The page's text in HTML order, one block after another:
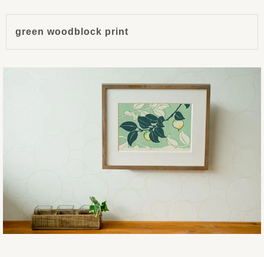
green woodblock print